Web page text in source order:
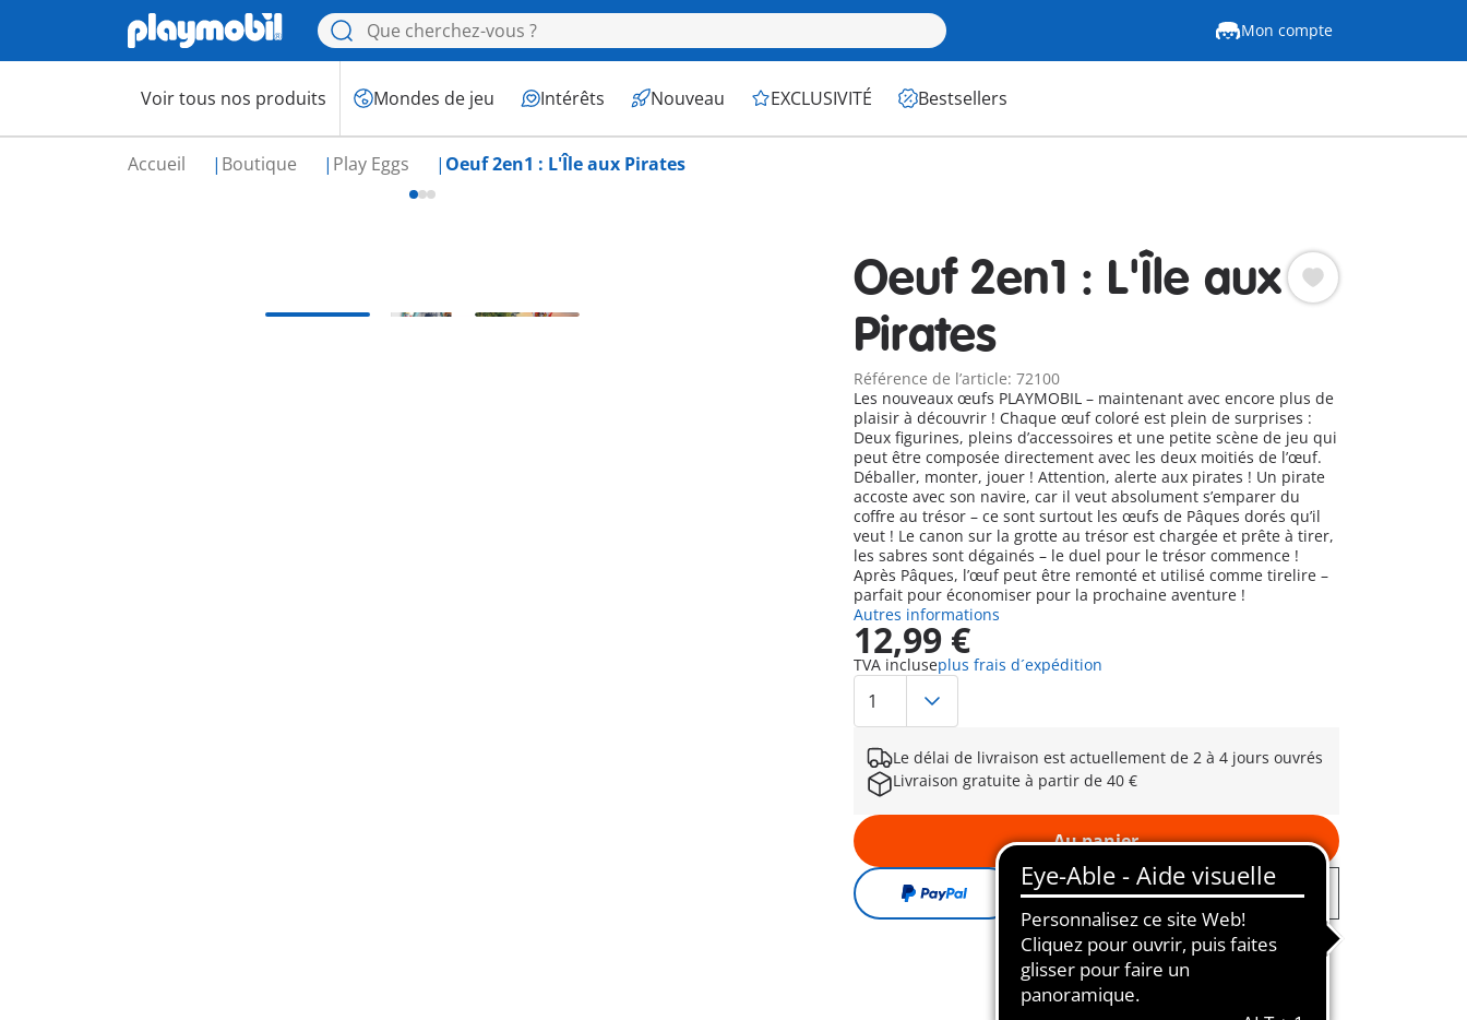
Mon compte
Voir tous nos produits Mondes de jeu Intérêts Nouveau EXCLUSIVITÉ Bestsellers
Accueil Boutique Play Eggs Oeuf 2en1 : L'Île aux Pirates
Oeuf 2en1 : L'Île aux
Pirates
Référence de l’article: 72100
Les nouveaux œufs PLAYMOBIL – maintenant avec encore plus de
plaisir à découvrir ! Chaque œuf coloré est plein de surprises :
Deux figurines, pleins d’accessoires et une petite scène de jeu qui
peut être composée directement avec les deux moitiés de l’œuf.
Déballer, monter, jouer ! Attention, alerte aux pirates ! Un pirate
accoste avec son navire, car il veut absolument s’emparer du
coffre au trésor – ce sont surtout les œufs de Pâques dorés qu’il
veut ! Le canon sur la grotte au trésor est chargée et prête à tirer,
les sabres sont dégainés – le duel pour le trésor commence !
Après Pâques, l’œuf peut être remonté et utilisé comme tirelire –
parfait pour économiser pour la prochaine aventure !
Autres informations
12,99 €
TVA incluseplus frais d´expédition
Le délai de livraison est actuellement de 2 à 4 jours ouvrés
Livraison gratuite à partir de 40 €
Au panier